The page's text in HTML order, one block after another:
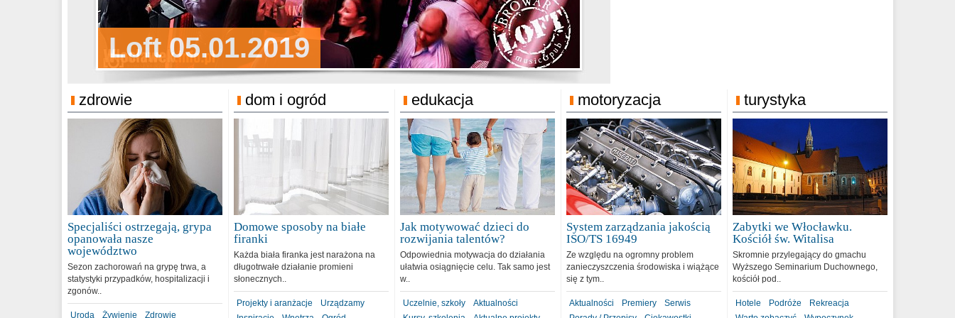
Loft 05.01.2019
Sylwester Podgrodzie 31.12.2018
Sylwester Pensjonat Michelin
31.12.2018
zdrowie
Specjaliści ostrzegają, grypa
opanowała nasze
województwo
Sezon zachorowań na grypę trwa, a
statystyki przypadków, hospitalizacji i
zgonów..
Uroda Żywienie Zdrowie
dom i ogród
Domowe sposoby na białe
firanki
Każda biała firanka jest narażona na
długotrwałe działanie promieni
słonecznych..
Projekty i aranżacje
Urządzamy
edukacja
Jak motywować dzieci do
rozwijania talentów?
Odpowiednia motywacja do działania
ułatwia osiągnięcie celu. Tak samo jest
w..
Uczelnie, szkoły
Aktualności
motoryzacja
System zarządzania jakością
ISO/TS 16949
Ze względu na ogromny problem
zanieczyszczenia środowiska i wiążące
się z tym..
Aktualności Premiery
Serwis
turystyka
Zabytki we Włocławku.
Kościół św. Witalisa
Skromnie przylegający do gmachu
Wyższego Seminarium Duchownego,
kościół pod..
Hotele Podróże
Rekreacja